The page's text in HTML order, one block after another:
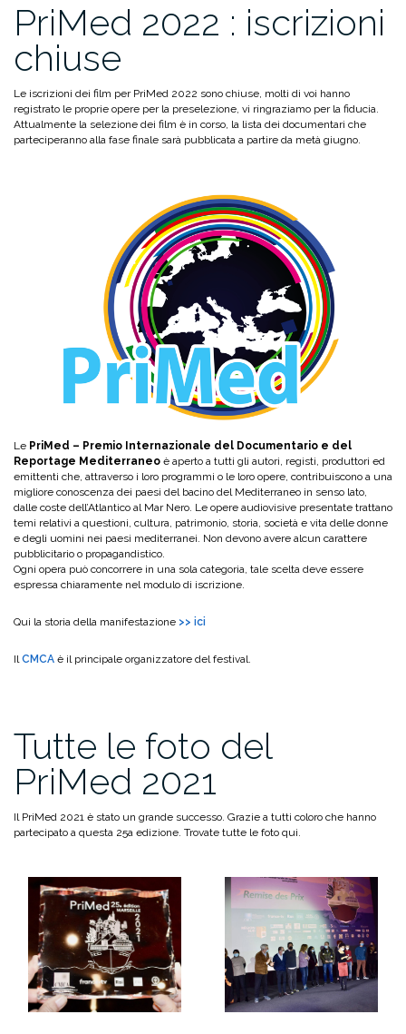
26°
PriMed 2022 : iscrizioni
chiuse
Le iscrizioni dei film per PriMed 2022 sono chiuse, molti di voi hanno
registrato le proprie opere per la preselezione, vi ringraziamo per la fiducia.
Attualmente la selezione dei film è in corso, la lista dei documentari che
parteciperanno alla fase finale sarà pubblicata a partire da metà giugno.
Le PriMed – Premio Internazionale del Documentario e del
Reportage Mediterraneo è aperto a tutti gli autori, registi, produttori ed
emittenti che, attraverso i loro programmi o le loro opere, contribuiscono a una
migliore conoscenza dei paesi del bacino del Mediterraneo in senso lato,
dalle coste dell’Atlantico al Mar Nero. Le opere audiovisive presentate trattano
temi relativi a questioni, cultura, patrimonio, storia, società e vita delle donne
e degli uomini nei paesi mediterranei. Non devono avere alcun carattere
pubblicitario o propagandistico.
Ogni opera può concorrere in una sola categoria, tale scelta deve essere
espressa chiaramente nel modulo di iscrizione.
Qui la storia della manifestazione >> ici
IlCMCA è il principale organizzatore del festival.
Tutte le foto del
PriMed 2021
Il PriMed 2021 è stato un grande successo. Grazie a tutti coloro che hanno
partecipato a questa 25a edizione. Trovate tutte le foto qui.